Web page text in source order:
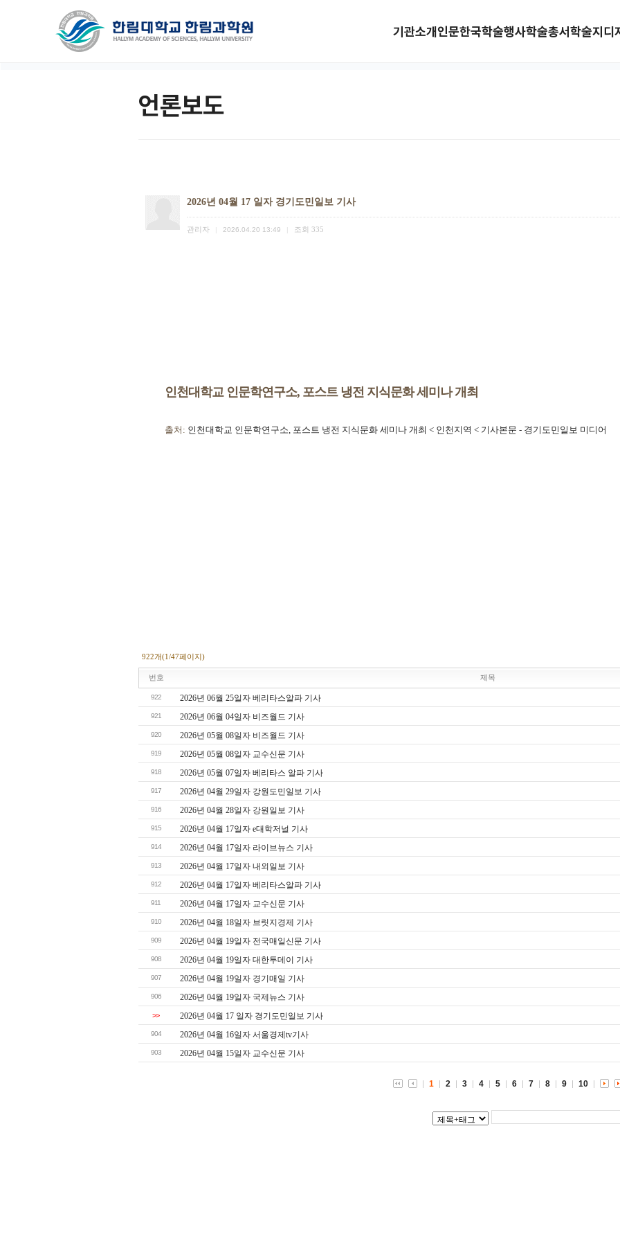
기관소개인문한국학술행사학술총서학술지디
언론보도
2026년 04월 17 일자 경기도민일보 기사
관리자 2026.04.20 13:49 조회 335
인천대학교 인문학연구소, 포스트 냉전 지식문화 세미나 개최
출처: 인천대학교 인문학연구소, 포스트 냉전 지식문화 세미나 개최 < 인천지역 < 기사본문 - 경기도민일보 미디어
922개(1/47페이지)
번호 제목
922 2026년 06월 25일자 베리타스알파 기사
921 2026년 06월 04일자 비즈월드 기사
920 2026년 05월 08일자 비즈월드 기사
919 2026년 05월 08일자 교수신문 기사
918 2026년 05월 07일자 베리타스 알파 기사
917 2026년 04월 29일자 강원도민일보 기사
916 2026년 04월 28일자 강원일보 기사
915 2026년 04월 17일자 e대학저널 기사
914 2026년 04월 17일자 라이브뉴스 기사
913 2026년 04월 17일자 내외일보 기사
912 2026년 04월 17일자 베리타스알파 기사
911 2026년 04월 17일자 교수신문 기사
910 2026년 04월 18일자 브릿지경제 기사
909 2026년 04월 19일자 전국매일신문 기사
908 2026년 04월 19일자 대한투데이 기사
907 2026년 04월 19일자 경기매일 기사
906 2026년 04월 19일자 국제뉴스 기사
>> 2026년 04월 17 일자 경기도민일보 기사
904 2026년 04월 16일자 서울경제tv기사
903 2026년 04월 15일자 교수신문 기사
1 2 3 4 5 6 7 8 9 10